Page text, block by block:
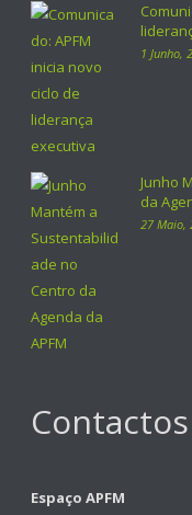
1 Junho,
Junho
da
27 Maio,
Contactos
Espaço APFM